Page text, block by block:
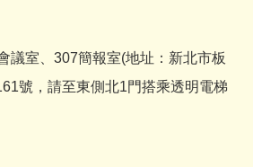
議室、307簡報室(地址：新北市板
號，請至東側北1門搭乘透明電梯